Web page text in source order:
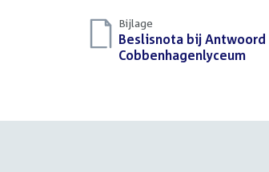
Bijlage
Download
bestand:
Beslisnota bij
Cobbenhagenlyceum